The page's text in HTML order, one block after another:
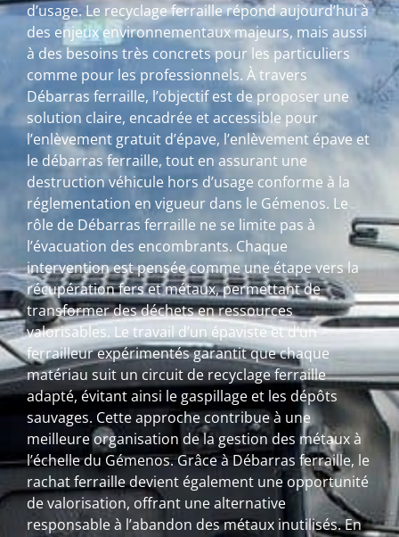
d’usage. Le recyclage ferraille répond aujourd’hui à
des enjeux environnementaux majeurs, mais aussi
à des besoins très concrets pour les particuliers
comme pour les professionnels. À travers
Débarras ferraille, l’objectif est de proposer une
solution claire, encadrée et accessible pour
l’enlèvement gratuit d’épave, l’enlèvement épave et
le débarras ferraille, tout en assurant une
destruction véhicule hors d’usage conforme à la
réglementation en vigueur dans le Gémenos. Le
rôle de Débarras ferraille ne se limite pas à
l’évacuation des encombrants. Chaque
intervention est pensée comme une étape vers la
récupération fers et métaux, permettant de
transformer des déchets en ressources
valorisables. Le travail d’un épaviste et d’un
ferrailleur expérimentés garantit que chaque
matériau suit un circuit de recyclage ferraille
adapté, évitant ainsi le gaspillage et les dépôts
sauvages. Cette approche contribue à une
meilleure organisation de la gestion des métaux à
l’échelle du Gémenos. Grâce à Débarras ferraille, le
rachat ferraille devient également une opportunité
de valorisation, offrant une alternative
responsable à l’abandon des métaux inutilisés. En